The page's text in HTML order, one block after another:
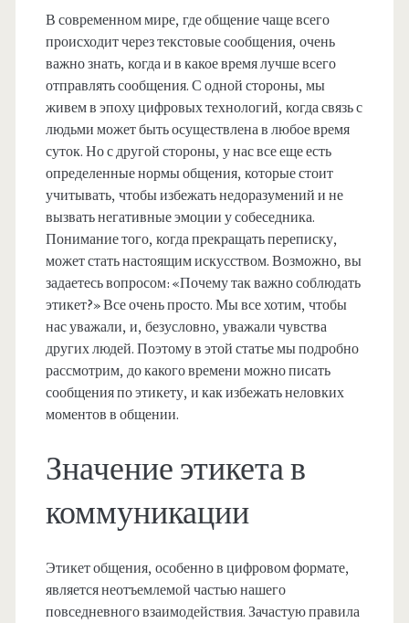
В современном мире, где общение чаще всего
происходит через текстовые сообщения, очень
важно знать, когда и в какое время лучше всего
отправлять сообщения. С одной стороны, мы
живем в эпоху цифровых технологий, когда связь с
людьми может быть осуществлена в любое время
суток. Но с другой стороны, у нас все еще есть
определенные нормы общения, которые стоит
учитывать, чтобы избежать недоразумений и не
вызвать негативные эмоции у собеседника.
Понимание того, когда прекращать переписку,
может стать настоящим искусством. Возможно, вы
задаетесь вопросом: «Почему так важно соблюдать
этикет?» Все очень просто. Мы все хотим, чтобы
нас уважали, и, безусловно, уважали чувства
других людей. Поэтому в этой статье мы подробно
рассмотрим, до какого времени можно писать
сообщения по этикету, и как избежать неловких
моментов в общении.
Значение этикета в
коммуникации
Этикет общения, особенно в цифровом формате,
является неотъемлемой частью нашего
повседневного взаимодействия. Зачастую правила